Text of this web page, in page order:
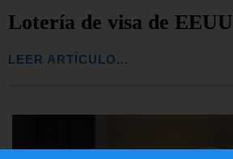
Lotería de visa de EEUU
LEER ARTÍCULO...